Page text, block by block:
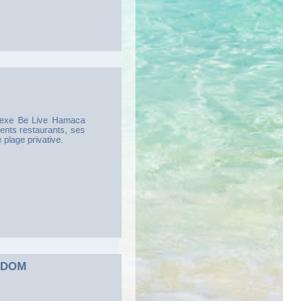
Be Live Hamaca
restaurants, ses
privative.